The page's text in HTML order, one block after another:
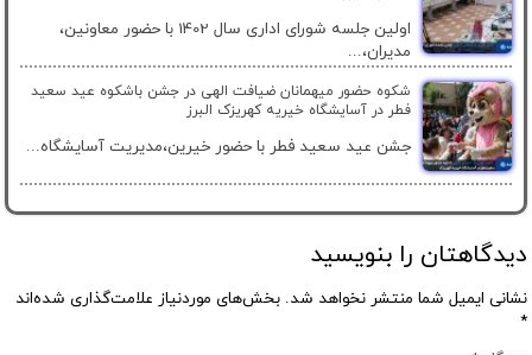
اولین جلسه شورای اداری سال 1402 با حضور معاونین،
مدیران،...
شکوه حضور میهمانان ضیافت الهی در جشن باشکوه عید سعید
فطر در آسایشگاه خیریه کهریزک البرز
جشن عید سعید فطر با حضور خیرین،مدیریت آسایشگاه...
دیدگاهتان را بنویسید
نشانی ایمیل شما منتشر نخواهد شد. بخش‌های موردنیاز علامت‌گذاری شده‌اند
*